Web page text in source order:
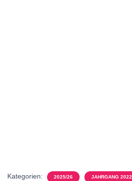
Kategorien: 2025/26 JAHRGANG 2022